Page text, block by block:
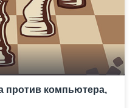
против компьютера,